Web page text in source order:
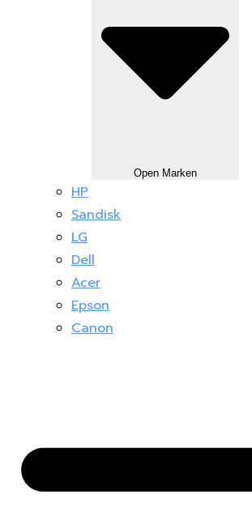
Open Marken
HP
Sandisk
LG
Dell
Acer
Epson
Canon